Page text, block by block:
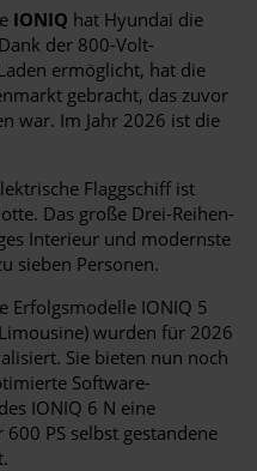
IONIQ hat Hyundai die
der 800-Volt-
ermöglicht, hat die
gebracht, das zuvor
war. Im Jahr 2026 ist die
Flaggschiff ist
Das große Drei-Reihen-
Interieur und modernste
sieben Personen.
Erfolgsmodelle IONIQ 5
wurden für 2026
Sie bieten nun noch
Software-
IONIQ 6 N eine
PS selbst gestandene